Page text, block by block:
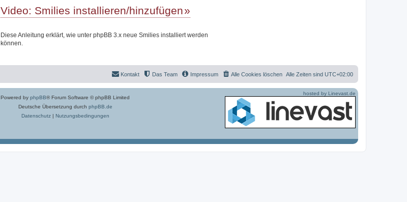
Video: Smilies installieren/hinzufügen
Diese Anleitung erklärt, wie unter phpBB 3.x neue Smilies installiert werden
können.
Alle Zeiten sind UTC+02:00
Alle Cookies löschen
Impressum
Das Team
Kontakt
Powered by phpBB® Forum Software © phpBB Limited
Deutsche Übersetzung durch phpBB.de
Datenschutz| Nutzungsbedingungen
hosted by Linevast.de